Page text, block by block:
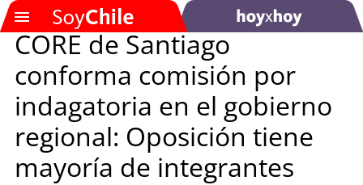
SOYTV
Podcast
Actualidad
CORE de Santiago
conforma comisión por
indagatoria en el gobierno
regional: Oposición tiene
mayoría de integrantes